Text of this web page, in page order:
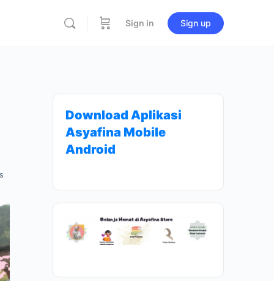
Sign in Sign up
Download Aplikasi
Asyafina Mobile
Android